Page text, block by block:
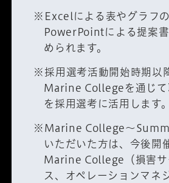
※Excelによる表やグラフの
PowerPointによる提案
められます。
※採用選考活動開始時期以
Marine Collegeを通じて
を採用選考に活用します。
※Marine College～
いただいた方は、今後開
Marine College（損害サ
ス、オペレーションマネ